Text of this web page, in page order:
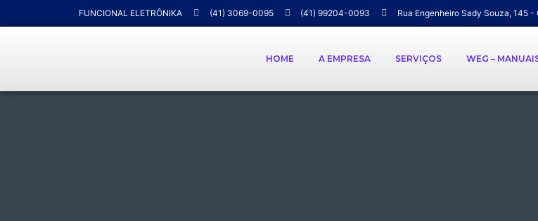
FUNCIONAL ELETRÔNIKA (41) 3069-0095 (41) 99204-0093 Rua Engenheiro Sady Souza, 145
HOME A EMPRESA SERVIÇOS WEG –